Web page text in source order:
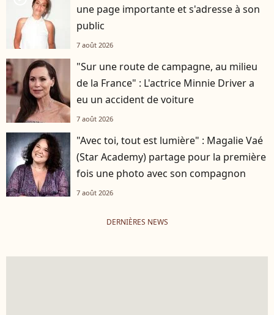
une page importante et s'adresse à son
public
7 août 2026
"Sur une route de campagne, au milieu
de la France" : L'actrice Minnie Driver a
eu un accident de voiture
7 août 2026
"Avec toi, tout est lumière" : Magalie Vaé
(Star Academy) partage pour la première
fois une photo avec son compagnon
7 août 2026
DERNIÈRES NEWS